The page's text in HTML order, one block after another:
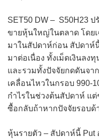
SET50 DW – S50H23
ขายหุ้นใหญ่ในตลาด โดย
มาในสัปดาห์ก่อน สัปดาห์
มาต่อเนื่อง ทั้งเม็ดเงินลง
และรวมทั้งปัจจัยกดดันจา
เคลื่อนไหวในกรอบ 990-
กำไรในช่วงต้นสัปดาห์ แ
ซื้อกลับถ้าหากปัจจัยรอบ
หุ้นรายตัว – สัปดาห์นี้ Put